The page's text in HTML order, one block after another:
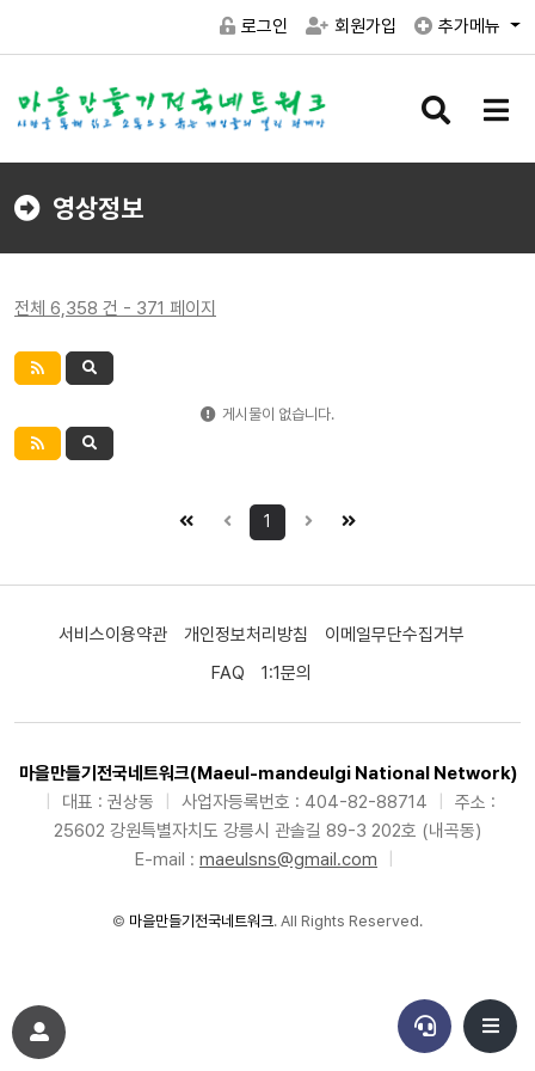
로그인 회원가입 추가메뉴
검
버
메
버
영상정보
전체 6,358 건 - 371 페이지
게시물이 없습니다.
1
서비스이용약관 개인정보처리방침
이메일무단수집거부
FAQ
1:1문의
마을만들기전국네트워크(Maeul-mandeulgi National Network)
대표 : 권상동 사업자등록번호 : 404-82-88714
주소 :
25602 강원특별자치도 강릉시 관솔길 89-3 202호 (내곡동)
E-mail : maeulsns@gmail.com
© 마을만들기전국네트워크. All Rights Reserved.